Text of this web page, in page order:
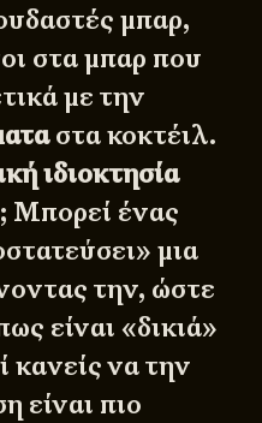
μπαρ,
στα μπαρ που
με την
στα κοκτέιλ.
ιδιοκτησία
Μπορεί ένας
μια
την, ώστε
είναι «δικιά»
κανείς να την
είναι πιο